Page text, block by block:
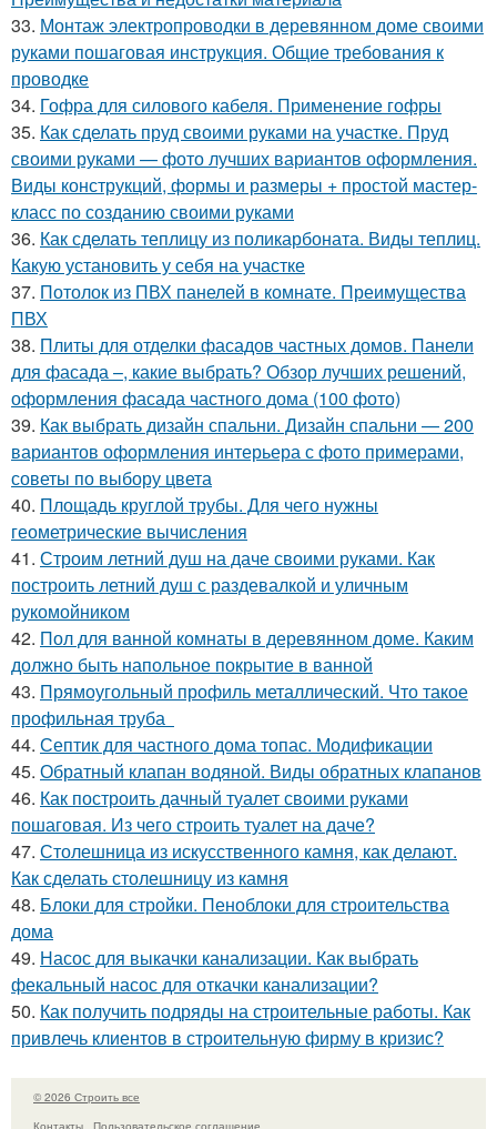
33. Монтаж электропроводки в деревянном доме своими
руками пошаговая инструкция. Общие требования к
проводке
34. Гофра для силового кабеля. Применение гофры
35. Как сделать пруд своими руками на участке. Пруд
своими руками — фото лучших вариантов оформления.
Виды конструкций, формы и размеры + простой мастер-
класс по созданию своими руками
36. Как сделать теплицу из поликарбоната. Виды теплиц.
Какую установить у себя на участке
37. Потолок из ПВХ панелей в комнате. Преимущества
ПВХ
38. Плиты для отделки фасадов частных домов. Панели
для фасада –, какие выбрать? Обзор лучших решений,
оформления фасада частного дома (100 фото)
39. Как выбрать дизайн спальни. Дизайн спальни — 200
вариантов оформления интерьера с фото примерами,
советы по выбору цвета
40. Площадь круглой трубы. Для чего нужны
геометрические вычисления
41. Строим летний душ на даче своими руками. Как
построить летний душ с раздевалкой и уличным
рукомойником
42. Пол для ванной комнаты в деревянном доме. Каким
должно быть напольное покрытие в ванной
43. Прямоугольный профиль металлический. Что такое
профильная труба
44. Септик для частного дома топас. Модификации
45. Обратный клапан водяной. Виды обратных клапанов
46. Как построить дачный туалет своими руками
пошаговая. Из чего строить туалет на даче?
47. Столешница из искусственного камня, как делают.
Как сделать столешницу из камня
48. Блоки для стройки. Пеноблоки для строительства
дома
49. Насос для выкачки канализации. Как выбрать
фекальный насос для откачки канализации?
50. Как получить подряды на строительные работы. Как
привлечь клиентов в строительную фирму в кризис?
© 2026 Строить все
Контакты
Пользовательское соглашение